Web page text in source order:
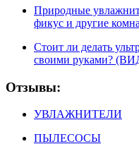
Природные
фикус и другие
Стоит ли делать
своими руками?
Отзывы:
УВЛАЖНИТЕЛИ
ПЫЛЕСОСЫ